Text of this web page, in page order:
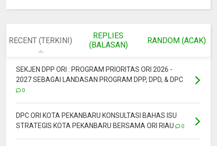
RECENT (TERKINI)
REPLIES
(BALASAN)
RANDOM (ACAK)
SEKJEN DPP ORI : PROGRAM PRIORITAS ORI 2026 -
2027 SEBAGAI LANDASAN PROGRAM DPP, DPD, & DPC
0
DPC ORI KOTA PEKANBARU KONSULTASI BAHAS ISU
STRATEGIS KOTA PEKANBARU BERSAMA ORI RIAU
0